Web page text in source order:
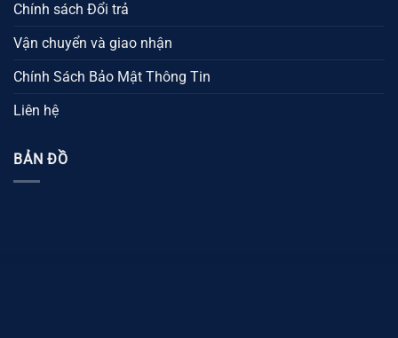
Chính sách Đổi trả
Vận chuyển và giao nhận
Chính Sách Bảo Mật Thông Tin
Liên hệ
BẢN ĐỒ